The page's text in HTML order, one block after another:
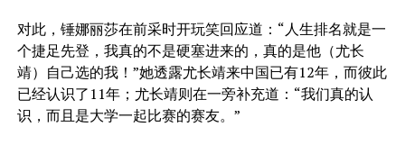
对此，锤娜丽莎在前采时开玩笑回应道：“人生排名就是一
个捷足先登，我真的不是硬塞进来的，真的是他（尤长
靖）自己选的我！”她透露尤长靖来中国已有12年，而彼此
已经认识了11年；尤长靖则在一旁补充道：“我们真的认
识，而且是大学一起比赛的赛友。”